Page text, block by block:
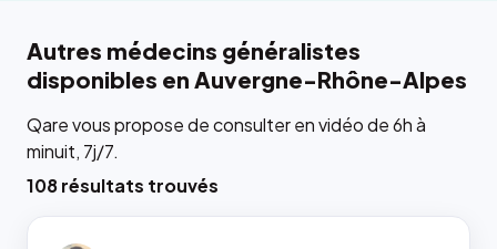
Autres médecins généralistes
disponibles en Auvergne-Rhône-Alpes
Qare vous propose de consulter en vidéo de 6h à
minuit, 7j/7.
108 résultats trouvés